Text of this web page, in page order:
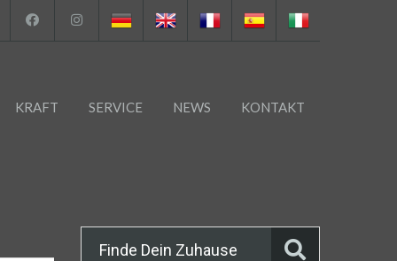
KRAFT SERVICE NEWS KONTAKT
Finde Dein Zuhause